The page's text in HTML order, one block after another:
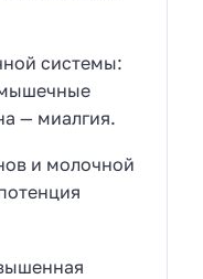
системы:
мышечные
— миалгия.
и молочной